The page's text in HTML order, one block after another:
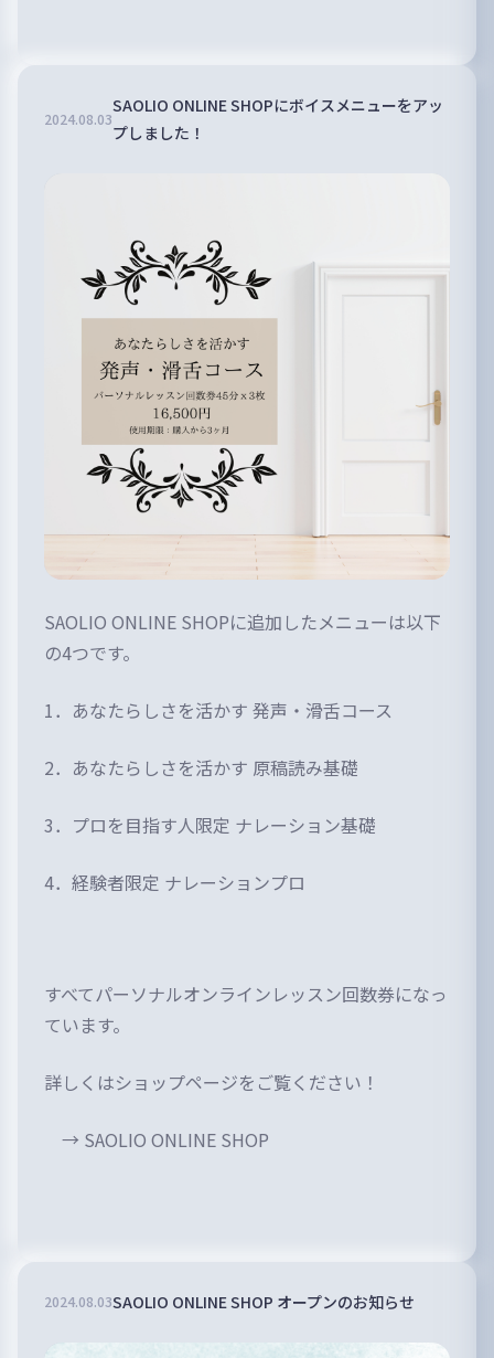
2024.08.03
SAOLIO ONLINE SHOPにボイスメニューをアッ
プしました！
SAOLIO ONLINE SHOPに追加したメニューは以下
の4つです。
1．あなたらしさを活かす 発声・滑舌コース
2．あなたらしさを活かす 原稿読み基礎
3．プロを目指す人限定 ナレーション基礎
4．経験者限定 ナレーションプロ
すべてパーソナルオンラインレッスン回数券になっ
ています。
詳しくはショップページをご覧ください！
→ SAOLIO ONLINE SHOP
2024.08.03SAOLIO ONLINE SHOP オープンのお知らせ